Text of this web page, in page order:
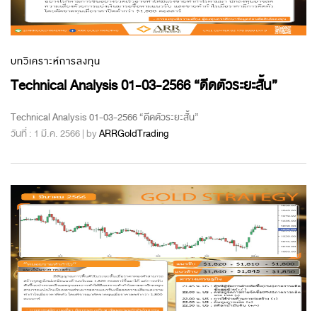
บทวิเคราะห์การลงทุน
Technical Analysis 01-03-2566 “ดีดตัวระยะสั้น”
Technical Analysis 01-03-2566 “ดีดตัวระยะสั้น”
วันที่ : 1 มี.ค. 2566 | byARRGoldTrading